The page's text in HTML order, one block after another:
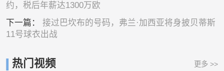
约，税后年薪达1300万欧
下一篇： 接过巴坎布的号码，弗兰·加西亚将身披贝蒂斯
11号球衣出战
热门视频 更多 >>